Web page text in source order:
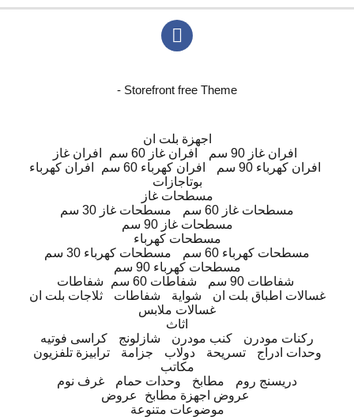
- Storefront free Theme
اجهزة بلت ان
افران غاز
افران غاز 60 سم
افران غاز 90 سم
افران كهرباء
افران كهرباء 60 سم
افران كهرباء 90 سم
بوتاجازات
مسطحات غاز
مسطحات غاز 30 سم
مسطحات غاز 60 سم
مسطحات غاز 90 سم
مسطحات كهرباء
مسطحات كهرباء 30 سم
مسطحات كهرباء 60 سم
مسطحات كهرباء 90 سم
شفاطات
شفاطات 60 سم
شفاطات 90 سم
ثلاجات بلت ان
شفاطات شواية
غسالات اطباق بلت ان
غسالات ملابس
اثاث
كراسى فوتيه
شازلونج كنب مودرن
ركنات مودرن
ترابيزة تلفزيون
جزامة دولاب تسريحة
وحدات ادراج
مكاتب
غرف نوم
وحدات حمام مطابخ
دريسنج روم
عروض
عروض اجهزة مطابخ
موضوعات متنوعة